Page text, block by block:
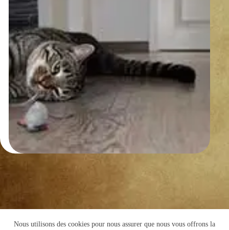
Nous utilisons des cookies pour nous assurer que nous vous offrons la